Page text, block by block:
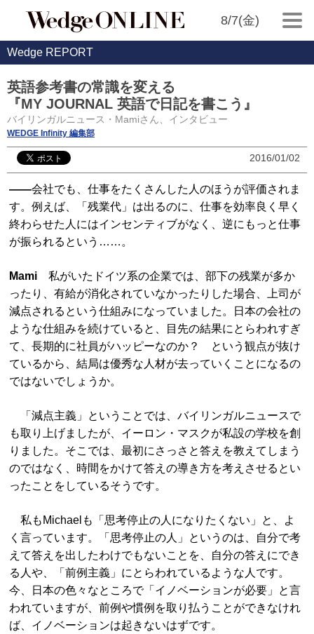
8/7(金)
Wedge REPORT
英語参考書の常識を変える
『MY JOURNAL 英語で日記を書こう』
バイリンガルニュース・Mamiさん、インタビュー
WEDGE Infinity 編集部
2016/01/02
——会社でも、仕事をたくさんした人のほうが評価されま
す。例えば、「残業代」は出るのに、仕事を効率良く早く
終わらせた人にはインセンティブがなく、逆にもっと仕事
が振られるという……。
Mami 私がいたドイツ系の企業では、部下の残業が多か
ったり、有給が消化されていなかったりした場合、上司が
減点されるという仕組みになっていました。日本の会社の
ような仕組みを続けていると、目先の結果にとらわれすぎ
て、長期的に社員がハッピーなのか？ という観点が抜け
ているから、結局は優秀な人材が去っていくことになるの
ではないでしょうか。
「減点主義」ということでは、バイリンガルニュースで
も取り上げましたが、イーロン・マスクが私設の学校を創
りました。そこでは、最初にさっさと答えを教えてしまう
のではなく、時間をかけて答えの導き方を考えさせるとい
ったことをしているそうです。
私もMichaelも「思考停止の人になりたくない」と、よ
く言っています。「思考停止の人」というのは、自分で考
えて答えを出したわけでもないことを、自分の答えにでき
る人や、「前例主義」にとらわれているような人です。
今、日本の色々なところで「イノベーションが必要」と言
われていますが、前例や慣例を取り払うことができなけれ
ば、イノベーションは起きないはずです。